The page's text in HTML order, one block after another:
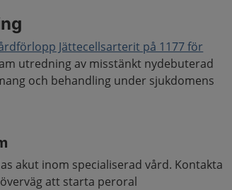
Jättecellsarterit på 1177 för
utredning av misstänkt nydebuterad
och behandling under sjukdomens
akut inom specialiserad vård. Kontakta
att starta peroral